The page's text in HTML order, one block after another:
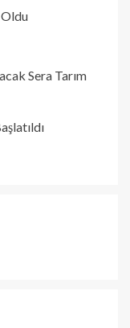
Oldu
Sera Tarım